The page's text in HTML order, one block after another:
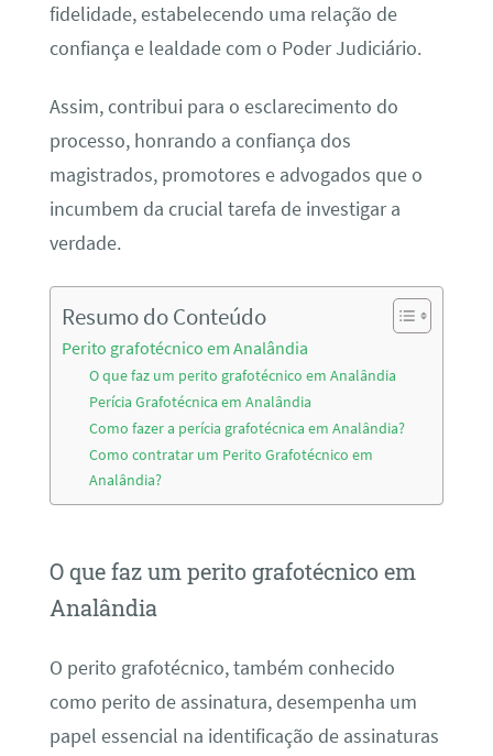
fidelidade, estabelecendo uma relação de
confiança e lealdade com o Poder Judiciário.
Assim, contribui para o esclarecimento do
processo, honrando a confiança dos
magistrados, promotores e advogados que o
incumbem da crucial tarefa de investigar a
verdade.
Resumo do Conteúdo
Perito grafotécnico em Analândia
O que faz um perito grafotécnico em Analândia
Perícia Grafotécnica em Analândia
Como fazer a perícia grafotécnica em Analândia?
Como contratar um Perito Grafotécnico em
Analândia?
O que faz um perito grafotécnico em
Analândia
O perito grafotécnico, também conhecido
como perito de assinatura, desempenha um
papel essencial na identificação de assinaturas